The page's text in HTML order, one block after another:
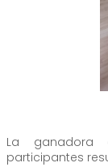
La ganadora
participantes